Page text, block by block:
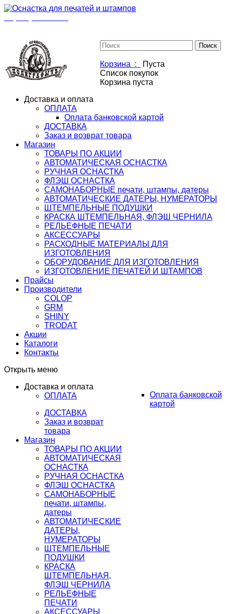
Корзина :
Пуста
Список покупок
Корзина пуста
Доставка и оплата
ОПЛАТА
Оплата банковской картой
ДОСТАВКА
Заказ и возврат товара
Магазин
ТОВАРЫ ПО АКЦИИ
АВТОМАТИЧЕСКАЯ ОСНАСТКА
РУЧНАЯ ОСНАСТКА
ФЛЭШ ОСНАСТКА
САМОНАБОРНЫЕ печати, штампы, датеры
АВТОМАТИЧЕСКИЕ ДАТЕРЫ, НУМЕРАТОРЫ
ШТЕМПЕЛЬНЫЕ ПОДУШКИ
КРАСКА ШТЕМПЕЛЬНАЯ, ФЛЭШ ЧЕРНИЛА
РЕЛЬЕФНЫЕ ПЕЧАТИ
АКСЕССУАРЫ
РАСХОДНЫЕ МАТЕРИАЛЫ ДЛЯ
ИЗГОТОВЛЕНИЯ
ОБОРУДОВАНИЕ ДЛЯ ИЗГОТОВЛЕНИЯ
ИЗГОТОВЛЕНИЕ ПЕЧАТЕЙ И ШТАМПОВ
Прайсы
Производители
COLOP
GRM
SHINY
TRODAT
Акции
Каталоги
Контакты
Открыть меню
Доставка и оплата
ОПЛАТА
Оплата банковской
картой
ДОСТАВКА
Заказ и возврат
товара
Магазин
ТОВАРЫ ПО АКЦИИ
АВТОМАТИЧЕСКАЯ
ОСНАСТКА
РУЧНАЯ ОСНАСТКА
ФЛЭШ ОСНАСТКА
САМОНАБОРНЫЕ
печати, штампы,
датеры
АВТОМАТИЧЕСКИЕ
ДАТЕРЫ,
НУМЕРАТОРЫ
ШТЕМПЕЛЬНЫЕ
ПОДУШКИ
КРАСКА
ШТЕМПЕЛЬНАЯ,
ФЛЭШ ЧЕРНИЛА
РЕЛЬЕФНЫЕ
ПЕЧАТИ
АКСЕССУАРЫ